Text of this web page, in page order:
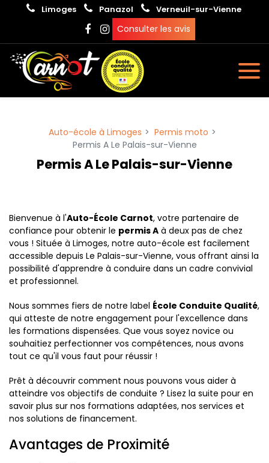
Limoges Panazol Verneuil-sur-Vienne
Consulter les avis
Auto-école à Limoges
Permis moto
Permis A Le Palais-sur-Vienne
Permis A Le Palais-sur-Vienne
Bienvenue à l'Auto-École Carnot, votre partenaire de
confiance pour obtenir le permis A à deux pas de chez
vous ! Située à Limoges, notre auto-école est facilement
accessible depuis Le Palais-sur-Vienne, vous offrant ainsi la
possibilité d'apprendre à conduire dans un cadre convivial
et professionnel.
Nous sommes fiers de notre label École Conduite Qualité,
qui atteste de notre engagement pour l'excellence dans
les formations dispensées. Que vous soyez novice ou
souhaitiez perfectionner vos compétences, nous avons
tout ce qu'il vous faut pour réussir !
Prêt à découvrir comment nous pouvons vous aider à
atteindre vos objectifs de conduite ? Lisez la suite pour en
savoir plus sur nos formations adaptées, nos services et
nos solutions de financement.
Avantages de Proximité
Panneau de gestion des cookies